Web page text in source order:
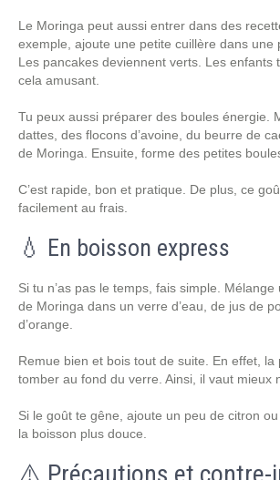
Le Moringa peut aussi entrer dans des
exemple, ajoute une petite cuillère dans une
Les pancakes deviennent verts. Les enfants
cela amusant.
Tu peux aussi préparer des boules énergie.
dattes, des flocons d’avoine, du beurre de
de Moringa. Ensuite, forme des petites
C’est rapide, bon et pratique. De plus, ce
facilement au frais.
💧 En boisson express
Si tu n’as pas le temps, fais simple.
de Moringa dans un verre d’eau, de jus de
d’orange.
Remue bien et bois tout de suite. En effet, la
tomber au fond du verre. Ainsi, il vaut mieux
Si le goût te gêne, ajoute un peu de citron
la boisson plus douce.